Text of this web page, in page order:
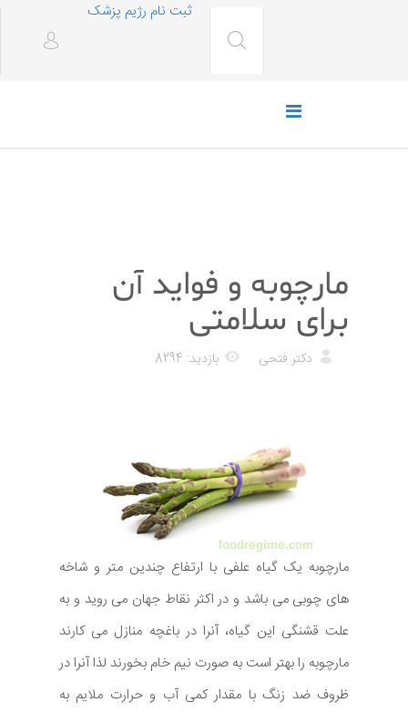
ثبت نام رژیم پزشک
مارچوبه و فواید آن
برای سلامتی
دکتر فتحی بازدید: 8294
مارچوبه یک گیاه علفی با ارتفاع چندین متر و شاخه
های چوبی می باشد و در اکثر نقاط جهان می روید و به
علت قشنگی این گیاه، آنرا در باغچه منازل می کارند
مارچوبه را بهتر است به صورت نیم خام بخورند لذا آنرا در
ظروف ضد زنگ با مقدار کمی آب و حرارت ملایم به